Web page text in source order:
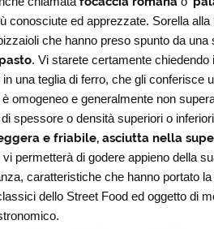
conosciute ed apprezzate. Sorella alla
che hanno preso spunto da una
. Vi starete certamente chiedendo
una teglia di ferro, che gli conferisce
omogeneo e generalmente non
spessore o densità superiori o
e friabile, asciutta nella
vi permetterà di godere appieno della
caratteristiche che hanno portato
dello Street Food ed oggetto di